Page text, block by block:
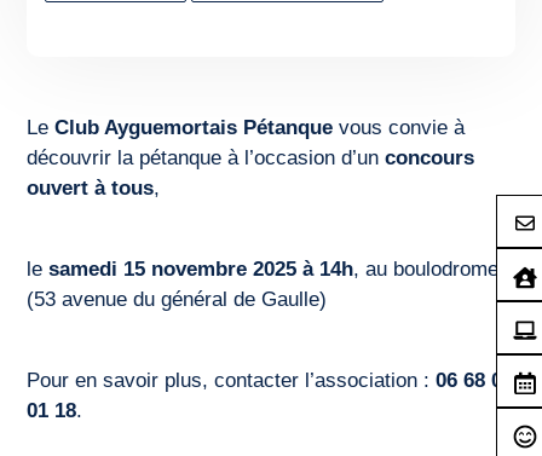
LeClub Ayguemortais Pétanque vous convie à
découvrir la pétanque à l’occasion d’unconcours
ouvert à tous,
lesamedi 15 novembre 2025 à 14h, au boulodrome
(53 avenue du général de Gaulle)
Pour en savoir plus, contacter l’association :06 68 06
01 18.